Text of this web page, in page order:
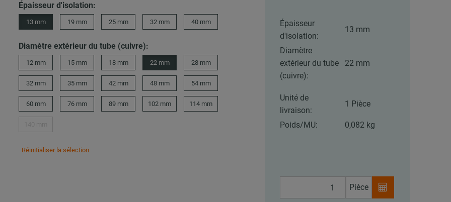
Épaisseur d'isolation:
13 mm 19 mm 25 mm 32 mm 40 mm
Diamètre extérieur du tube (cuivre):
12 mm 15 mm 18 mm 22 mm 28 mm
32 mm 35 mm 42 mm 48 mm 54 mm
60 mm 76 mm 89 mm 102 mm 114 mm
Réinitialiser la sélection
Épaisseur
d'isolation:
13 mm
Diamètre
extérieur du tube
(cuivre):
22 mm
Unité de
livraison:
1 Pièce
Poids/MU: 0,082 kg
Pièce